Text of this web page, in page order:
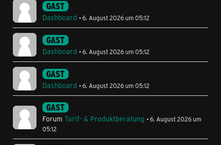
GAST
Dashboard 6. August 2026 um 05:12
GAST
Dashboard 6. August 2026 um 05:12
GAST
Dashboard 6. August 2026 um 05:12
GAST
Forum Tarif- & Produktberatung
6. August 2026 um
05:12